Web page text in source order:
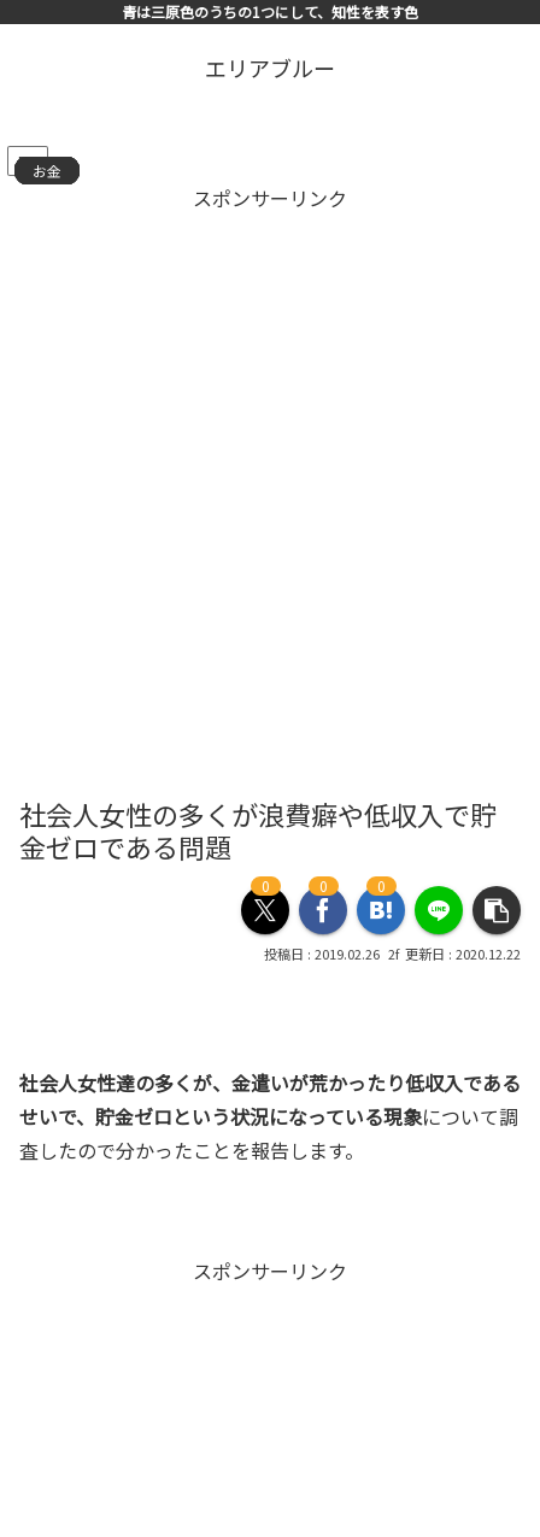
青は三原色のうちの1つにして、知性を表す色
エリアブルー
PR
スポンサーリンク
社会人女性の多くが浪費癖や低収入で貯
金ゼロである問題
0 0 0
2019.02.26 2020.12.22
社会人女性達の多くが、金遣いが荒かったり低収入である
せいで、貯金ゼロという状況になっている現象について調
査したので分かったことを報告します。
スポンサーリンク
お金
お金
お金
お金
お金
お金
お金
お金
お金
お金
お金
お金
お金
お金
お金